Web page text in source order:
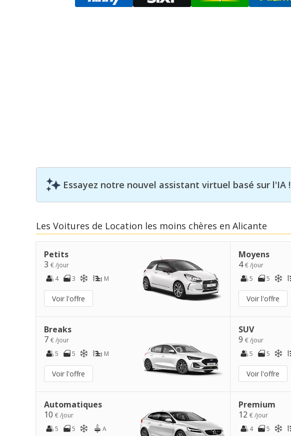
Essayez notre nouvel assistant virtuel basé sur l'IA !
Les Voitures de Location les moins chères en Alicante
Petits
3 € /jour
4
3 M
Voir l'offre
Moyens
4€ /jour
5
5
Voir l'offre
Breaks
7 € /jour
5
5 M
Voir l'offre
SUV
9€ /jour
5
5
Voir l'offre
Automatiques
10 € /jour
5
5 A
Premium
12€ /jour
4
5